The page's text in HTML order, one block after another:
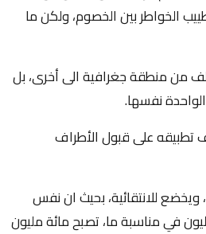
الخواطر بين الخصوم، ولكن ما
من منطقة جغرافية الى أخرى، بل
نفسها.
تطبيقه على قبول الأطراف
ويخضع للانتقائية، بحيث ان نفس
في مناسبة ما، تصبح مائة مليون